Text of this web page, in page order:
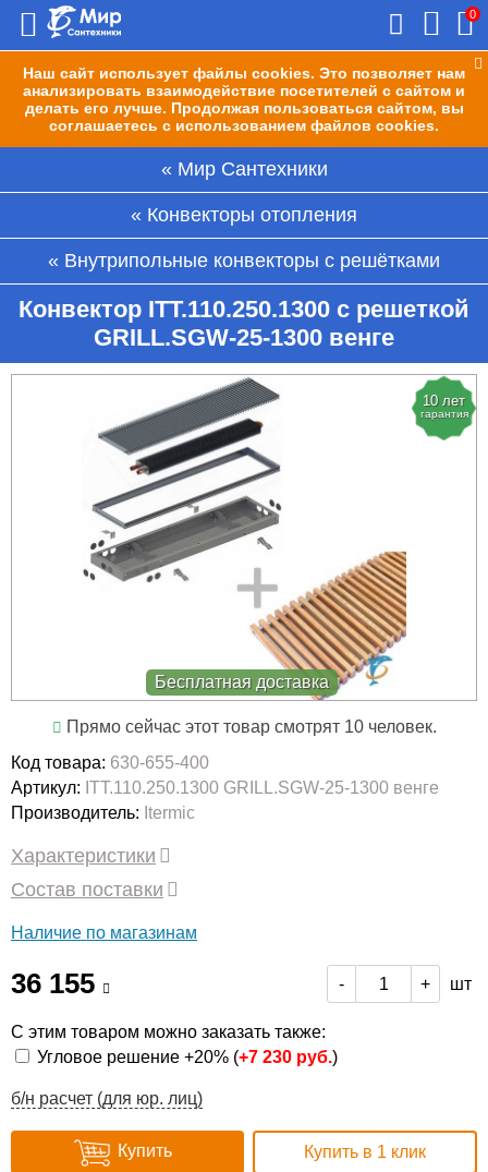
Наш сайт использует файлы cookies. Это позволяет нам
анализировать взаимодействие посетителей с сайтом и
делать его лучше. Продолжая пользоваться сайтом, вы
соглашаетесь с использованием файлов cookies.
0
Мир Сантехники
Конвекторы отопления
Внутрипольные конвекторы с решётками
Конвектор ITT.110.250.1300 с решеткой
GRILL.SGW-25-1300 венге
10 лет
гарантия
Бесплатная доставка
Прямо сейчас этот товар смотрят 10 человек.
Код товара: 630-655-400
Артикул: ITT.110.250.1300 GRILL.SGW-25-1300 венге
Производитель: Itermic
Характеристики
Состав поставки
Наличие по магазинам
36 155 - + шт
С этим товаром можно заказать также:
Угловое решение +20% (+7 230 руб.)
б/н расчет (для юр. лиц)
Купить Купить в 1 клик